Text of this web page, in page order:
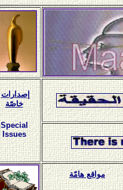
إصدارات
خاصّة
Special
Issues
مواقع هامّة